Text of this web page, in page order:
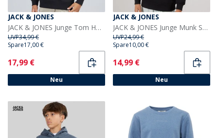
JACK & JONES
JACK & JONES Junge Tom Hoodie Schwarz
UVP34,99 €
Spare17,00 €
Current
17,99 €
Neu
JACK & JONES
JACK & JONES Junge Munk Sweatshirt Schwarz
UVP24,99 €
Spare10,00 €
Current
14,99 €
Neu